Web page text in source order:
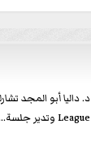
League وتدير جلسة...